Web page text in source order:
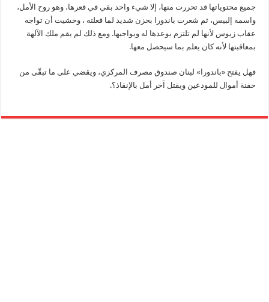
جميع محتوياتها قد تحررت منها، إلا شيء واحد بقي في قعرها، وهو روح الأمل،
واسمه إلبيس، ثم شعرت باندورا بحزن شديد لما فعلته ، وخشيت أن تواجه
عقاب زيوس لأنها لم تلتزم بوعدها له وبواجبها. ومع ذلك لم يقم ملك الآلهة
بمعاقبتها لأنه كان يعلم بما سيحصل معها.
فهل يفتح «باندورا» لبنان صندوق مصرف المركزي، ويقضي على ما تبقّى من
حفنة أموال للمودعين ويقتل آخر أمل بالإنقاذ؟.